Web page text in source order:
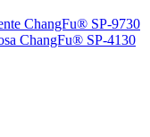
ChangFu® SP-9730
ChangFu® SP-4130